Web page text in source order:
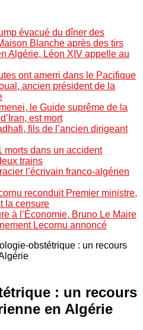
évacué du dîner des
Blanche après des tirs
Algérie, Léon XIV appelle au
ont amerri dans le Pacifique
ancien président de la
le Guide suprême de la
est mort
fils de l’ancien dirigeant
morts dans un accident
trains
l’écrivain franco-algérien
reconduit Premier ministre,
la censure
à l’Économie, Bruno Le Maire
Lecornu annoncé
obstétrique : un recours
: un recours
en Algérie